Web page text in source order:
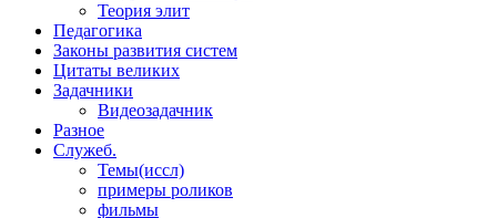
Теория элит
​Педагогика
Законы развития систем
Цитаты великих
Задачники
Видеозадачник
Разное
Служеб.
Темы(иссл)
примеры роликов
фильмы